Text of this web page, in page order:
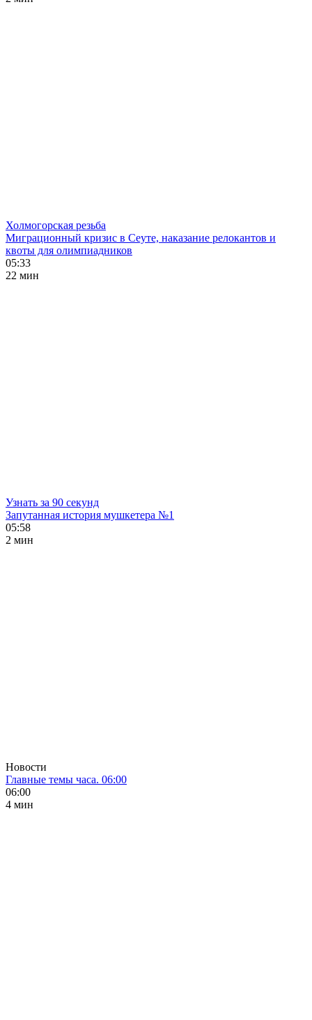
Холмогорская резьба
Миграционный кризис в Сеуте, наказание релокантов и
квоты для олимпиадников
05:33
22 мин
Узнать за 90 секунд
Запутанная история мушкетера №1
05:58
2 мин
Новости
Главные темы часа. 06:00
06:00
4 мин